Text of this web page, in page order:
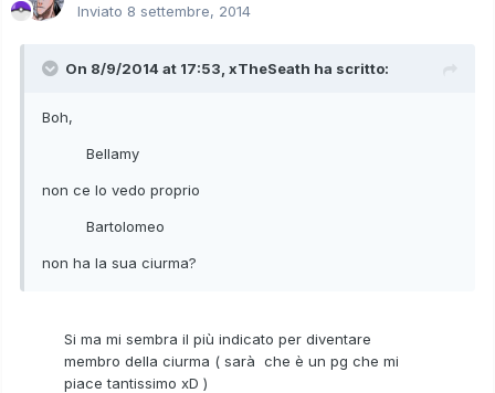
Inviato 8 settembre, 2014
On 8/9/2014 at 17:53, xTheSeath ha scritto:
Boh,
Bellamy
non ce lo vedo proprio
Bartolomeo
non ha la sua ciurma?
Si ma mi sembra il più indicato per diventare
membro della ciurma ( sarà che è un pg che mi
piace tantissimo xD )